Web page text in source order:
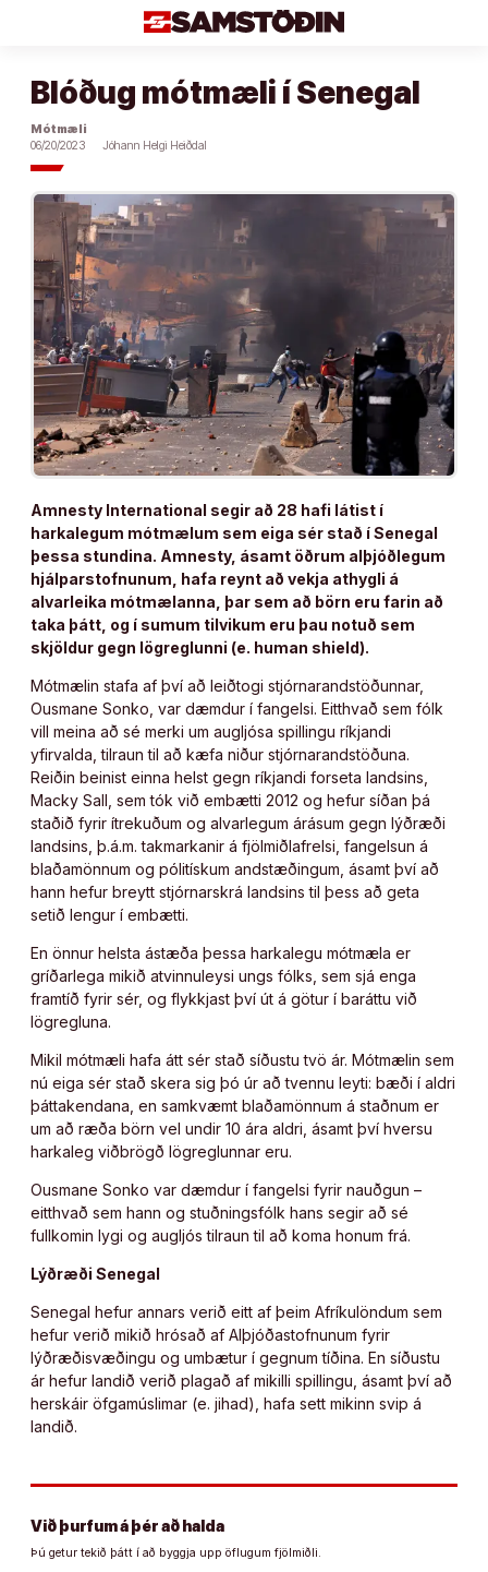
Blóðug mótmæli í Senegal
Mótmæli
06/20/2023
Jóhann Helgi Heiðdal
Amnesty International segir að 28 hafi látist í
harkalegum mótmælum sem eiga sér stað í Senegal
þessa stundina. Amnesty, ásamt öðrum alþjóðlegum
hjálparstofnunum, hafa reynt að vekja athygli á
alvarleika mótmælanna, þar sem að börn eru farin að
taka þátt, og í sumum tilvikum eru þau notuð sem
skjöldur gegn lögreglunni (e. human shield).
Mótmælin stafa af því að leiðtogi stjórnarandstöðunnar,
Ousmane Sonko, var dæmdur í fangelsi. Eitthvað sem fólk
vill meina að sé merki um augljósa spillingu ríkjandi
yfirvalda, tilraun til að kæfa niður stjórnarandstöðuna.
Reiðin beinist einna helst gegn ríkjandi forseta landsins,
Macky Sall, sem tók við embætti 2012 og hefur síðan þá
staðið fyrir ítrekuðum og alvarlegum árásum gegn lýðræði
landsins, þ.á.m. takmarkanir á fjölmiðlafrelsi, fangelsun á
blaðamönnum og pólitískum andstæðingum, ásamt því að
hann hefur breytt stjórnarskrá landsins til þess að geta
setið lengur í embætti.
En önnur helsta ástæða þessa harkalegu mótmæla er
gríðarlega mikið atvinnuleysi ungs fólks, sem sjá enga
framtíð fyrir sér, og flykkjast því út á götur í baráttu við
lögregluna.
Mikil mótmæli hafa átt sér stað síðustu tvö ár. Mótmælin sem
nú eiga sér stað skera sig þó úr að tvennu leyti: bæði í aldri
þáttakendana, en samkvæmt blaðamönnum á staðnum er
um að ræða börn vel undir 10 ára aldri, ásamt því hversu
harkaleg viðbrögð lögreglunnar eru.
Ousmane Sonko var dæmdur í fangelsi fyrir nauðgun –
eitthvað sem hann og stuðningsfólk hans segir að sé
fullkomin lygi og augljós tilraun til að koma honum frá.
Lýðræði Senegal
Senegal hefur annars verið eitt af þeim Afríkulöndum sem
hefur verið mikið hrósað af Alþjóðastofnunum fyrir
lýðræðisvæðingu og umbætur í gegnum tíðina. En síðustu
ár hefur landið verið plagað af mikilli spillingu, ásamt því að
herskáir öfgamúslimar (e. jihad), hafa sett mikinn svip á
landið.
Við þurfum á þér að halda
Þú getur tekið þátt í að byggja upp öflugum fjölmiðli.